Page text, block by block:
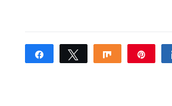
Share Tweet Share